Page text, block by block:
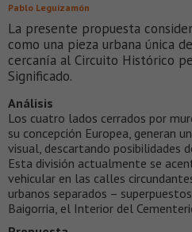
Pablo Leguizamón
La presente propuesta
como una pieza urbana única
cercanía al Circuito Histórico
Significado.
Análisis
Los cuatro lados cerrados por
su concepción Europea, generan
visual, descartando posibilidades
Esta división actualmente se
vehicular en las calles
urbanos separados –
Baigorria, el Interior del